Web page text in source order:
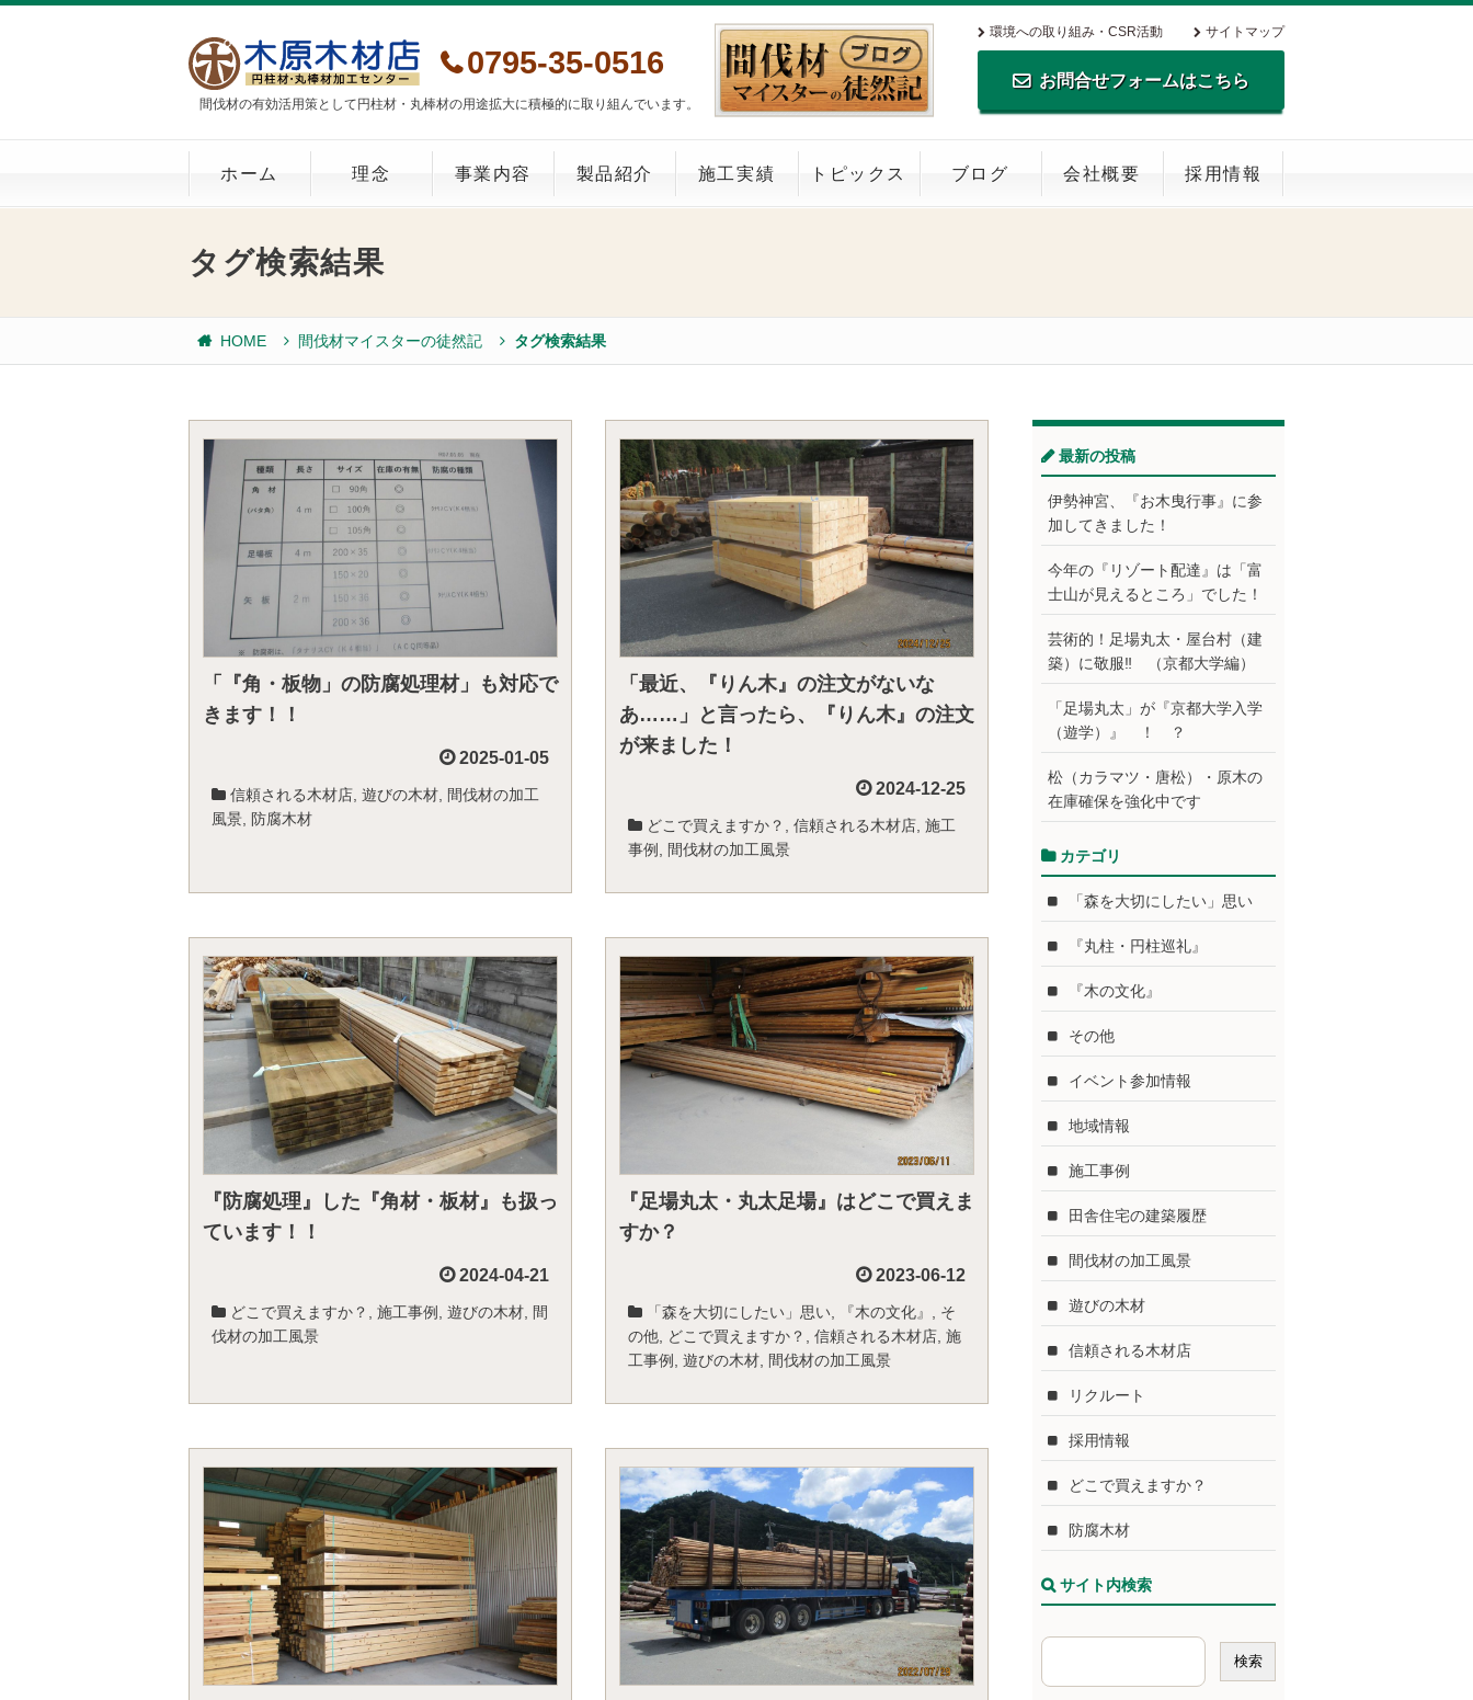
間伐材の有効活用策として円柱材・丸棒材の用途拡大に積極的に取り組んでいます。
0795-35-0516
環境への取り組み・CSR活動 サイトマップ
お問合せフォームはこちら
TEL.0795-35-0516 FAX.0795-35-
0269
ホーム 理念 事業内容 製品紹介 施工実績 トピックス ブログ 会社概要 採用情報
タグ検索結果
HOME 間伐材マイスターの徒然記 タグ検索結果
「『角・板物」の防腐処理材」も対応で
きます！！
2025-01-05
信頼される木材店 遊びの木材
間伐材の加工
風景 防腐木材
「最近、『りん木』の注文がないな
あ……」と言ったら、『りん木』の注文
が来ました！
2024-12-25
どこで買えますか？ 信頼される木材店 施工
事例
間伐材の加工風景
『防腐処理』した『角材・板材』も扱っ
ています！！
2024-04-21
どこで買えますか？ 施工事例 遊びの木材
間
伐材の加工風景
『足場丸太・丸太足場』はどこで買えま
すか？
2023-06-12
「森を大切にしたい」思い 『木の文化』
そ
の他
どこで買えますか？ 信頼される木材店 施
工事例
遊びの木材 間伐材の加工風景
最新の投稿
伊勢神宮、『お木曳行事』に参
加してきました！
今年の『リゾート配達』は「富
士山が見えるところ」でした！
芸術的！足場丸太・屋台村（建
築）に敬服‼ （京都大学編）
「足場丸太」が『京都大学入学
（遊学）』 ！ ？
松（カラマツ・唐松）・原木の
在庫確保を強化中です
カテゴリ
「森を大切にしたい」思い
『丸柱・円柱巡礼』
『木の文化』
その他
イベント参加情報
地域情報
施工事例
田舎住宅の建築履歴
間伐材の加工風景
遊びの木材
信頼される木材店
リクルート
採用情報
どこで買えますか？
防腐木材
サイト内検索